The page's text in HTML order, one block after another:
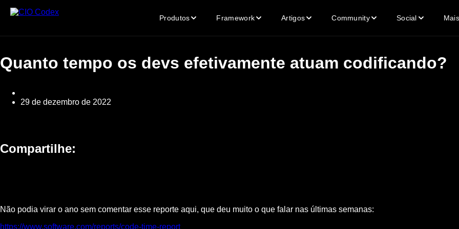
Produtos Framework Artigos Community Social Mais
Quanto tempo os devs efetivamente atuam codificando?
29 de dezembro de 2022
Compartilhe:
Não podia virar o ano sem comentar esse reporte aqui, que deu muito o que falar nas últimas semanas:
https://www.software.com/reports/code-time-report